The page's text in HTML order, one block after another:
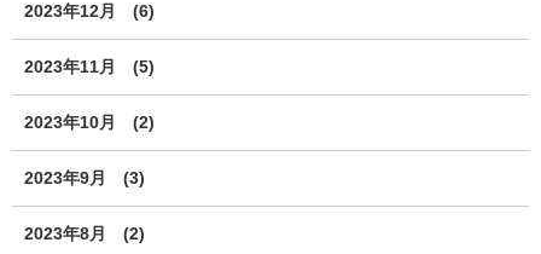
2023年12月 (6)
2023年11月 (5)
2023年10月 (2)
2023年9月 (3)
2023年8月 (2)